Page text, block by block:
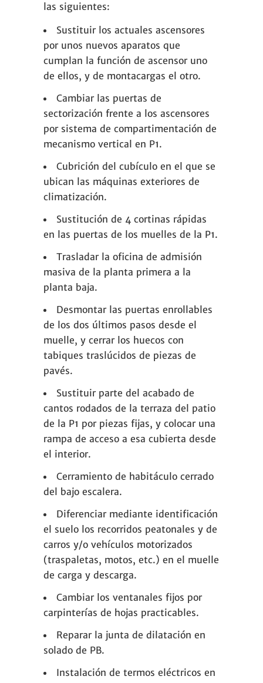
las siguientes:
Sustituir los actuales ascensores
por unos nuevos aparatos que
cumplan la función de ascensor uno
de ellos, y de montacargas el otro.
Cambiar las puertas de
sectorización frente a los ascensores
por sistema de compartimentación de
mecanismo vertical en P1.
Cubrición del cubículo en el que se
ubican las máquinas exteriores de
climatización.
Sustitución de 4 cortinas rápidas
en las puertas de los muelles de la P1.
Trasladar la oficina de admisión
masiva de la planta primera a la
planta baja.
Desmontar las puertas enrollables
de los dos últimos pasos desde el
muelle, y cerrar los huecos con
tabiques traslúcidos de piezas de
pavés.
Sustituir parte del acabado de
cantos rodados de la terraza del patio
de la P1 por piezas fijas, y colocar una
rampa de acceso a esa cubierta desde
el interior.
Cerramiento de habitáculo cerrado
del bajo escalera.
Diferenciar mediante identificación
el suelo los recorridos peatonales y de
carros y/o vehículos motorizados
(traspaletas, motos, etc.) en el muelle
de carga y descarga.
Cambiar los ventanales fijos por
carpinterías de hojas practicables.
Reparar la junta de dilatación en
solado de PB.
Instalación de termos eléctricos en